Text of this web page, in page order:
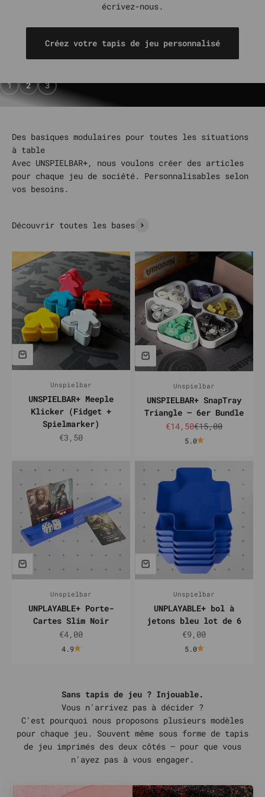
écrivez-nous.
Créez votre tapis de jeu personnalisé
1
2 3
Avec UNSPIELBAR+, nous voulons créer des articles
pour chaque jeu de société. Personnalisables selon
vos besoins.
Découvrir toutes les bases
Unspielbar
UNSPIELBAR+ Meeple
Klicker (Fidget +
Spielmarker)
Prix de vente
€3,50
Unspielbar
UNSPIELBAR+ SnapTray
Triangle – 6er Bundle
Prix de vente
€14,50Prix normal
€15,00
5.0
Unspielbar
UNPLAYABLE+ Porte-
Cartes Slim Noir
Prix de vente
€4,00
4.9
Unspielbar
UNPLAYABLE+ bol à
jetons bleu lot de 6
Prix de vente
€9,00
5.0
Sans tapis de jeu ? Injouable.
Vous n'arrivez pas à décider ?
C'est pourquoi nous proposons plusieurs modèles
pour chaque jeu. Souvent même sous forme de tapis
de jeu imprimés des deux côtés – pour que vous
n'ayez pas à vous engager.